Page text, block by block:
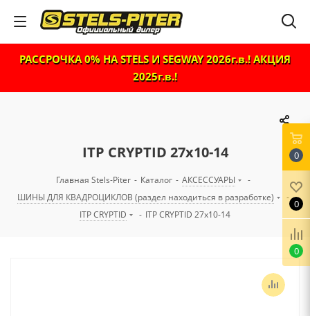
РАССРОЧКА 0% НА STELS И SEGWAY 2026г.в.! АКЦИЯ
2025г.в.!
ITP CRYPTID 27x10-14
Главная Stels-Piter - Каталог - АКСЕССУАРЫ
-
ШИНЫ ДЛЯ КВАДРОЦИКЛОВ (раздел находиться в разработке)
-
ITP CRYPTID
- ITP CRYPTID 27x10-14
0
0
0